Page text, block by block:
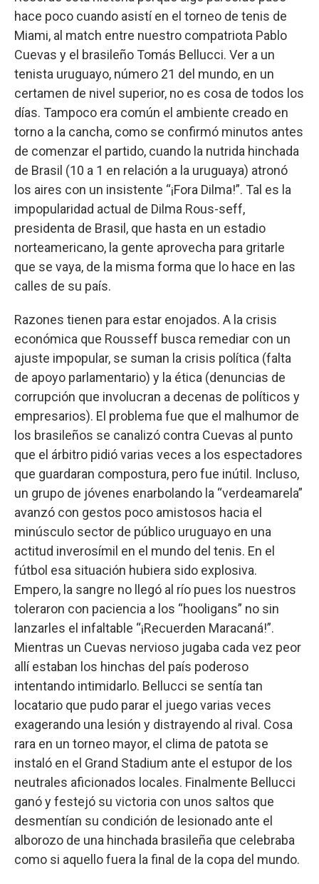
hace poco cuando asistí en el torneo de tenis de
Miami, al match entre nuestro compatriota Pablo
Cuevas y el brasileño Tomás Bellucci. Ver a un
tenista uruguayo, número 21 del mundo, en un
certamen de nivel superior, no es cosa de todos los
días. Tampoco era común el ambiente creado en
torno a la cancha, como se confirmó minutos antes
de comenzar el partido, cuando la nutrida hinchada
de Brasil (10 a 1 en relación a la uruguaya) atronó
los aires con un insistente “¡Fora Dilma!”. Tal es la
impopularidad actual de Dilma Rous-seff,
presidenta de Brasil, que hasta en un estadio
norteamericano, la gente aprovecha para gritarle
que se vaya, de la misma forma que lo hace en las
calles de su país.
Razones tienen para estar enojados. A la crisis
económica que Rousseff busca remediar con un
ajuste impopular, se suman la crisis política (falta
de apoyo parlamentario) y la ética (denuncias de
corrupción que involucran a decenas de políticos y
empresarios). El problema fue que el malhumor de
los brasileños se canalizó contra Cuevas al punto
que el árbitro pidió varias veces a los espectadores
que guardaran compostura, pero fue inútil. Incluso,
un grupo de jóvenes enarbolando la “verdeamarela”
avanzó con gestos poco amistosos hacia el
minúsculo sector de público uruguayo en una
actitud inverosímil en el mundo del tenis. En el
fútbol esa situación hubiera sido explosiva.
Empero, la sangre no llegó al río pues los nuestros
toleraron con paciencia a los “hooligans” no sin
lanzarles el infaltable “¡Recuerden Maracaná!”.
Mientras un Cuevas nervioso jugaba cada vez peor
allí estaban los hinchas del país poderoso
intentando intimidarlo. Bellucci se sentía tan
locatario que pudo parar el juego varias veces
exagerando una lesión y distrayendo al rival. Cosa
rara en un torneo mayor, el clima de patota se
instaló en el Grand Stadium ante el estupor de los
neutrales aficionados locales. Finalmente Bellucci
ganó y festejó su victoria con unos saltos que
desmentían su condición de lesionado ante el
alborozo de una hinchada brasileña que celebraba
como si aquello fuera la final de la copa del mundo.